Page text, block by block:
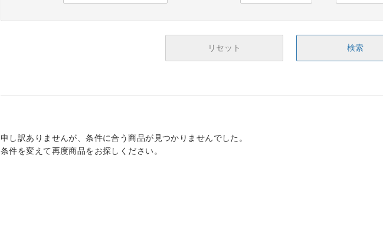
リセット 検索
申し訳ありませんが、条件に合う商品が見つかりませんでした。
条件を変えて再度商品をお探しください。